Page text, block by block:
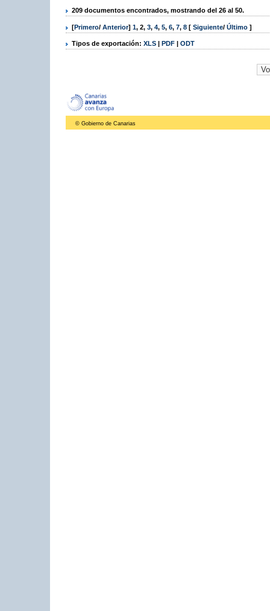
209 documentos encontrados, mostrando del 26 al 50.
[Primero/ Anterior] 1, 2, 3, 4, 5, 6, 7, 8 [ Siguiente/ Último ]
Tipos de exportación: XLS | PDF | ODT
© Gobierno de Canarias